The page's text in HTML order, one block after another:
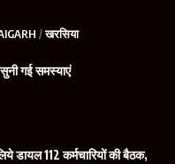
खरसिया
गई समस्याएं
डायल 112 कर्मचारियों की बैठक,